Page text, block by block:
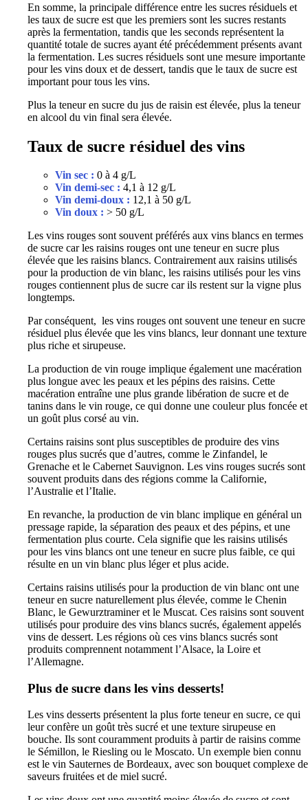
En somme, la principale différence entre les sucres résiduels et
les taux de sucre est que les premiers sont les sucres restants
après la fermentation, tandis que les seconds représentent la
quantité totale de sucres ayant été précédemment présents avant
la fermentation. Les sucres résiduels sont une mesure importante
pour les vins doux et de dessert, tandis que le taux de sucre est
important pour tous les vins.
Plus la teneur en sucre du jus de raisin est élevée, plus la teneur
en alcool du vin final sera élevée.
Taux de sucre résiduel des vins
Vin sec : 0 à 4 g/L
Vin demi-sec : 4,1 à 12 g/L
Vin demi-doux : 12,1 à 50 g/L
Vin doux : > 50 g/L
Les vins rouges sont souvent préférés aux vins blancs en termes
de sucre car les raisins rouges ont une teneur en sucre plus
élevée que les raisins blancs. Contrairement aux raisins utilisés
pour la production de vin blanc, les raisins utilisés pour les vins
rouges contiennent plus de sucre car ils restent sur la vigne plus
longtemps.
Par conséquent, les vins rouges ont souvent une teneur en sucre
résiduel plus élevée que les vins blancs, leur donnant une texture
plus riche et sirupeuse.
La production de vin rouge implique également une macération
plus longue avec les peaux et les pépins des raisins. Cette
macération entraîne une plus grande libération de sucre et de
tanins dans le vin rouge, ce qui donne une couleur plus foncée et
un goût plus corsé au vin.
Certains raisins sont plus susceptibles de produire des vins
rouges plus sucrés que d’autres, comme le Zinfandel, le
Grenache et le Cabernet Sauvignon. Les vins rouges sucrés sont
souvent produits dans des régions comme la Californie,
l’Australie et l’Italie.
En revanche, la production de vin blanc implique en général un
pressage rapide, la séparation des peaux et des pépins, et une
fermentation plus courte. Cela signifie que les raisins utilisés
pour les vins blancs ont une teneur en sucre plus faible, ce qui
résulte en un vin blanc plus léger et plus acide.
Certains raisins utilisés pour la production de vin blanc ont une
teneur en sucre naturellement plus élevée, comme le Chenin
Blanc, le Gewurztraminer et le Muscat. Ces raisins sont souvent
utilisés pour produire des vins blancs sucrés, également appelés
vins de dessert. Les régions où ces vins blancs sucrés sont
produits comprennent notamment l’Alsace, la Loire et
l’Allemagne.
Plus de sucre dans les vins desserts!
Les vins desserts présentent la plus forte teneur en sucre, ce qui
leur confère un goût très sucré et une texture sirupeuse en
bouche. Ils sont couramment produits à partir de raisins comme
le Sémillon, le Riesling ou le Moscato. Un exemple bien connu
est le vin Sauternes de Bordeaux, avec son bouquet complexe de
saveurs fruitées et de miel sucré.